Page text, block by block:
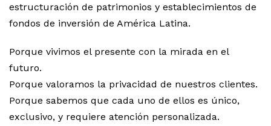
estructuración de patrimonios y establecimientos de
fondos de inversión de América Latina.
Porque vivimos el presente con la mirada en el
futuro.
Porque valoramos la privacidad de nuestros clientes.
Porque sabemos que cada uno de ellos es único,
exclusivo, y requiere atención personalizada.